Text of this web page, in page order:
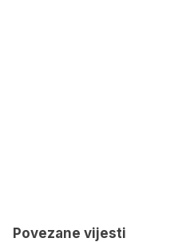
Povezane vijesti